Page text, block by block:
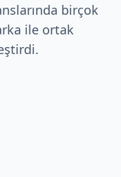
birçok
ile ortak